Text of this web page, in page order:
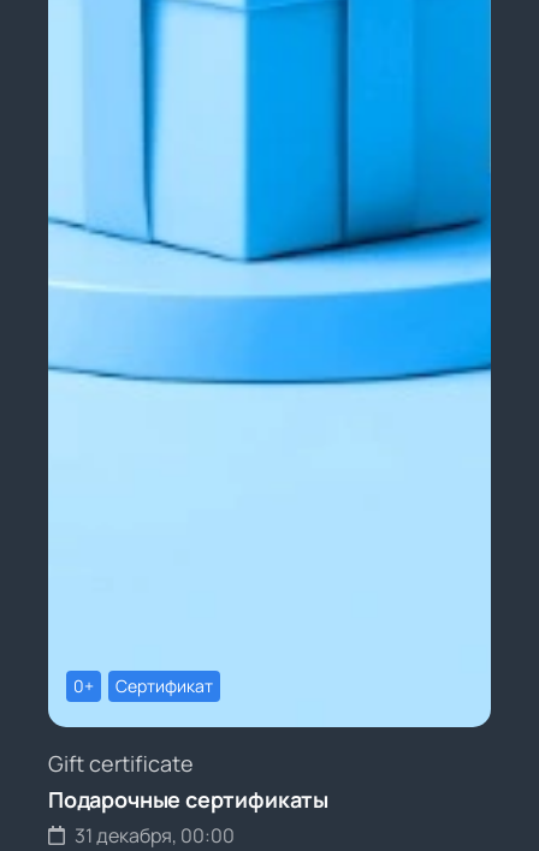
0+ Сертификат
Gift certificate
Подарочные сертификаты
31 декабря, 00:00